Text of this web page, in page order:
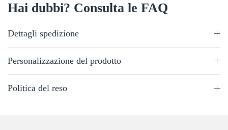
Hai dubbi? Consulta le FAQ
Dettagli spedizione
Personalizzazione del prodotto
Politica del reso